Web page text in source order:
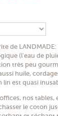
de
(l'eau de
très peu
huile,
est quasi
nos tables,
le coton